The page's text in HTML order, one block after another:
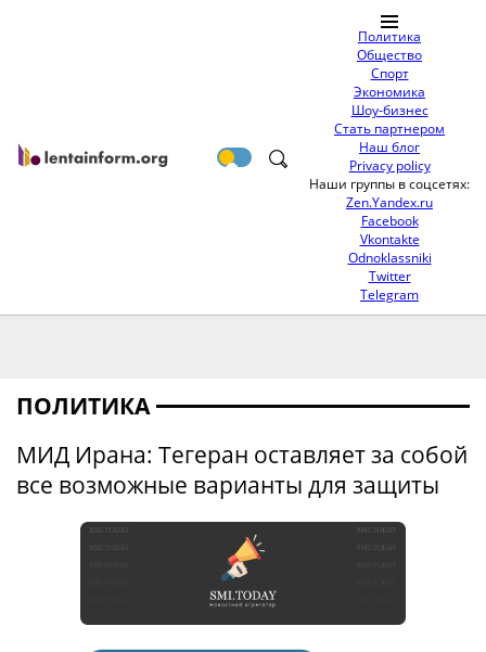
Политика
Общество
Спорт
Экономика
Шоу-бизнес
Стать партнером
Наш блог
Privacy policy
Наши группы в соцсетях:
Zen.Yandex.ru
Facebook
Vkontakte
Odnoklassniki
Twitter
Telegram
ПОЛИТИКА
МИД Ирана: Тегеран оставляет за собой
все возможные варианты для защиты